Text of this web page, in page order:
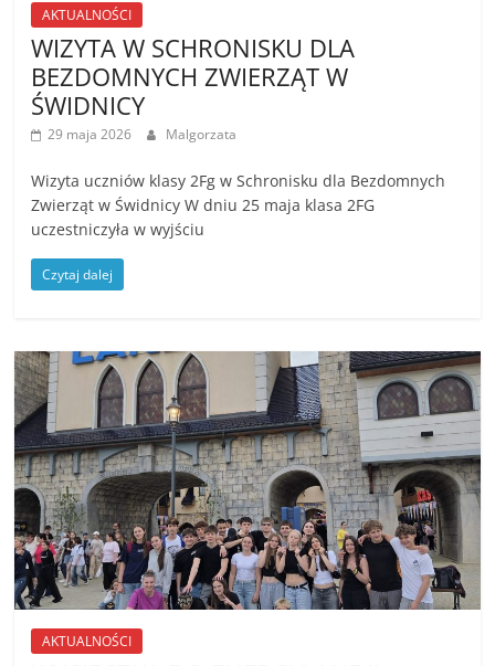
AKTUALNOŚCI
WIZYTA W SCHRONISKU DLA
BEZDOMNYCH ZWIERZĄT W
ŚWIDNICY
29 maja 2026 Malgorzata
Wizyta uczniów klasy 2Fg w Schronisku dla Bezdomnych
Zwierząt w Świdnicy W dniu 25 maja klasa 2FG
uczestniczyła w wyjściu
Czytaj dalej
AKTUALNOŚCI